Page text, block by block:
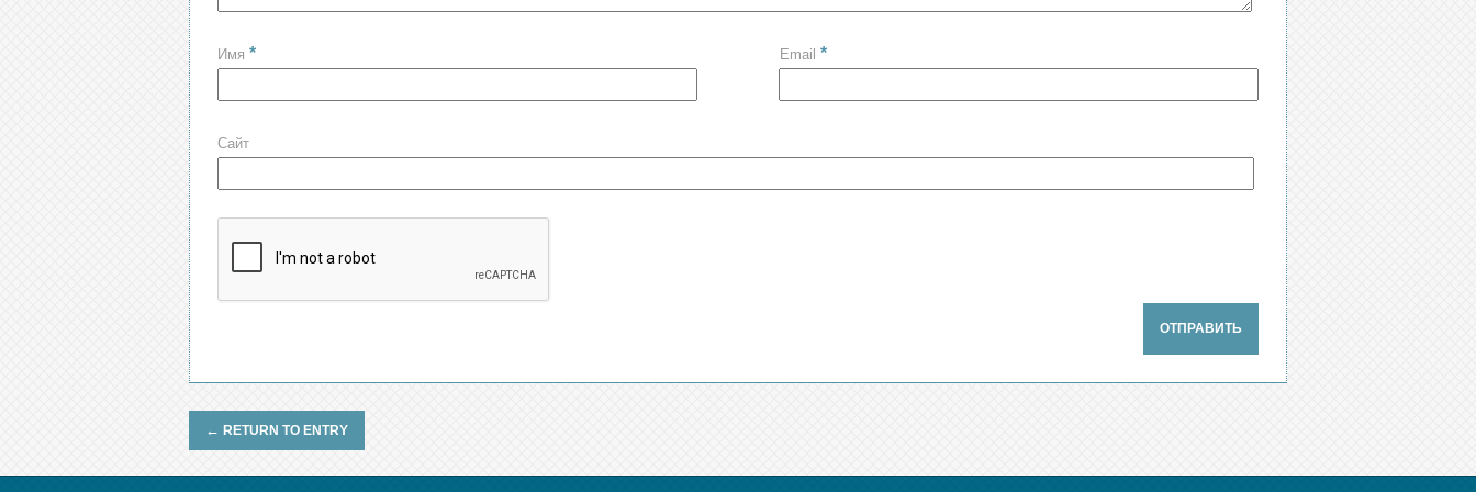
Имя * Email*
Сайт
← RETURN TO ENTRY